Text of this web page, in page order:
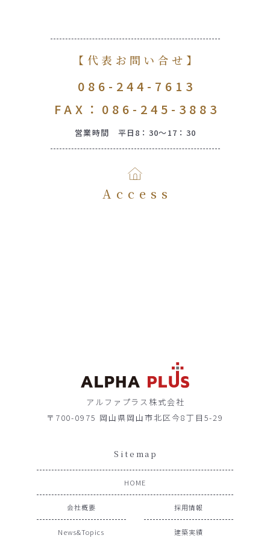
【代表お問い合せ】
086-244-7613
FAX：086-245-3883
営業時間 平日8：30～17：30
Access
アルファプラス株式会社
〒700-0975 岡山県岡山市北区今8丁目5-29
Sitemap
HOME
会社概要 採用情報
News&Topics 建築実績